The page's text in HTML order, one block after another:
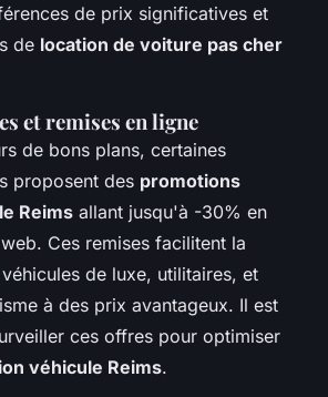
de prix significatives et
de location de voiture pas cher
et remises en ligne
de bons plans, certaines
proposent des promotions
Reims allant jusqu'à -30% en
Ces remises facilitent la
de luxe, utilitaires, et
à des prix avantageux. Il est
ces offres pour optimiser
véhicule Reims.